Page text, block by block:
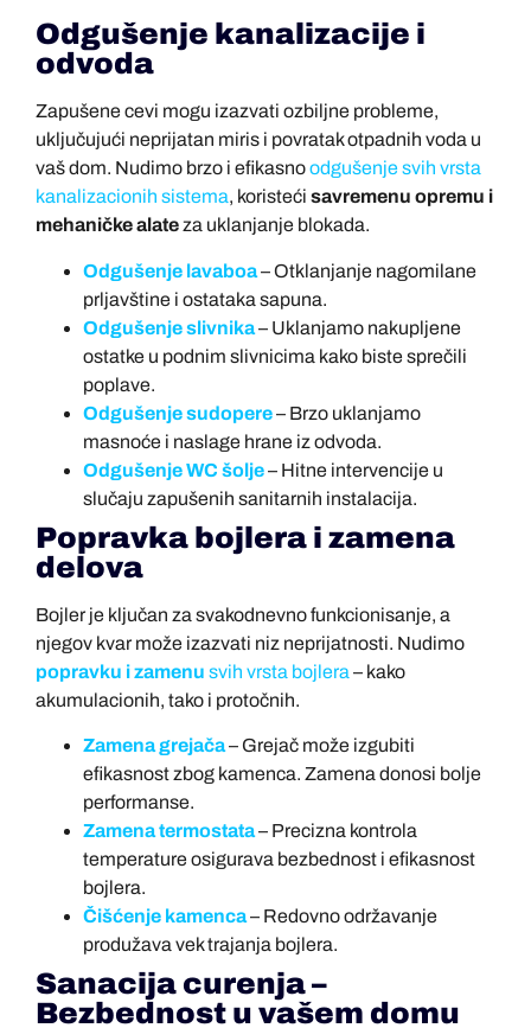
Odgušenje kanalizacije i
odvoda
Zapušene cevi mogu izazvati ozbiljne probleme,
uključujući neprijatan miris i povratak otpadnih voda u
vaš dom. Nudimo brzo i efikasnoodgušenje svih vrsta
kanalizacionih sistema, koristeći savremenu opremu i
mehaničke alateza uklanjanje blokada.
Odgušenje lavaboa– Otklanjanje nagomilane
prljavštine i ostataka sapuna.
Odgušenje slivnika– Uklanjamo nakupljene
ostatke u podnim slivnicima kako biste sprečili
poplave.
Odgušenje sudopere– Brzo uklanjamo
masnoće i naslage hrane iz odvoda.
Odgušenje WC šolje– Hitne intervencije u
slučaju zapušenih sanitarnih instalacija.
Popravka bojlera i zamena
delova
Bojler je ključan za svakodnevno funkcionisanje, a
njegov kvar može izazvati niz neprijatnosti. Nudimo
popravku i zamenu svih vrsta bojlera – kako
akumulacionih, tako i protočnih.
Zamena grejača– Grejač može izgubiti
efikasnost zbog kamenca. Zamena donosi bolje
performanse.
Zamena termostata– Precizna kontrola
temperature osigurava bezbednost i efikasnost
bojlera.
Čišćenje kamenca– Redovno održavanje
produžava vek trajanja bojlera.
Sanacija curenja –
Bezbednost u vašem domu